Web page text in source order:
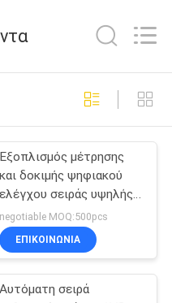
UPS
87
48
Εξοπλισμός μέτρησης
και δοκιμής ψηφιακού
ελέγχου σειράς υψηλής
ακρίβειας AVR ενιαίας
φάσης
negotiable MOQ:500pcs
ΕΠΙΚΟΙΝΩΝΙΑ
Αυτόματη σειρά